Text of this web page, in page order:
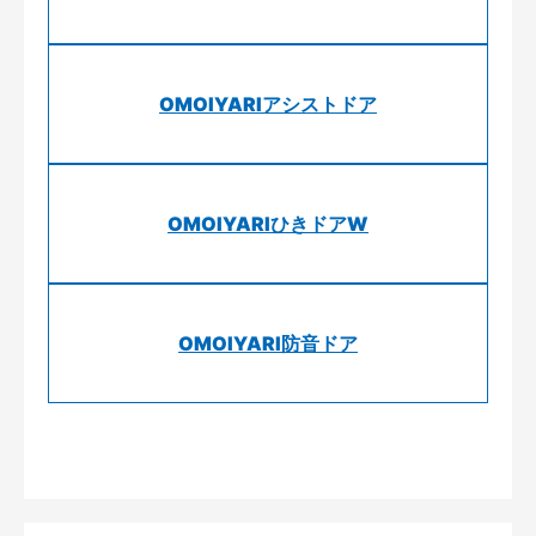
OMOIYARIアシストドア
OMOIYARIひきドアW
OMOIYARI防音ドア